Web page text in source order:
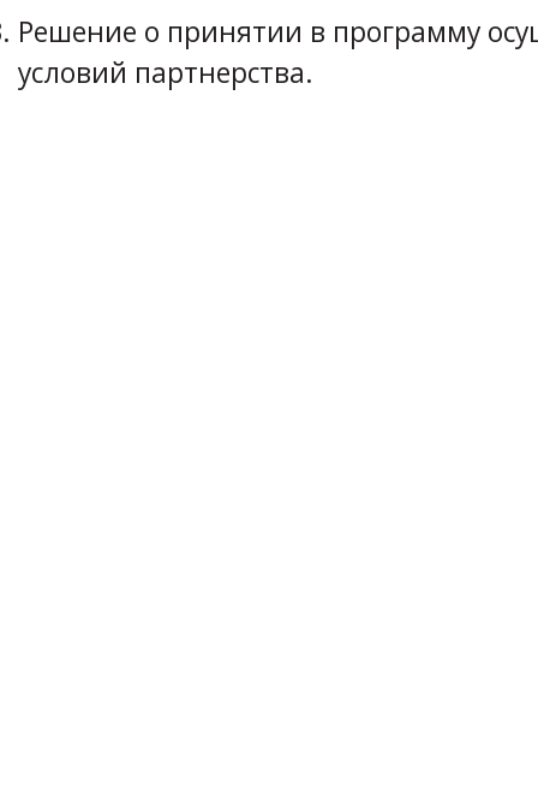
Решение о принятии в программу
условий партнерства.